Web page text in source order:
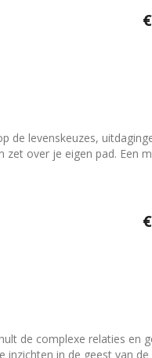
de levenskeuzes,
zet over je eigen pad. Een
de complexe relaties en
in de geest van de